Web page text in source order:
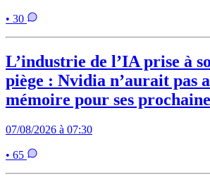
• 30
L’industrie de l’IA prise à
piège : Nvidia n’aurait pas
mémoire pour ses
07/08/2026 à 07:30
• 65